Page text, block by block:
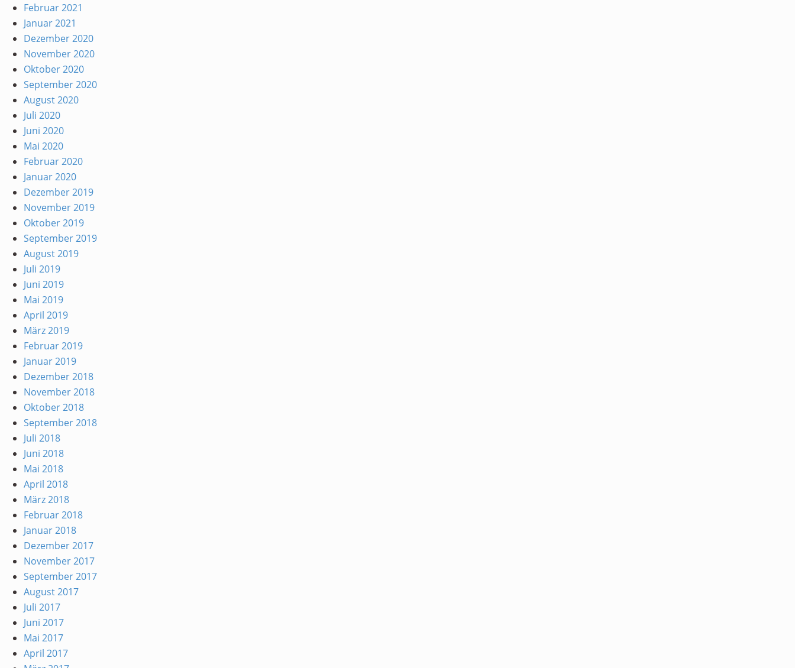
Februar 2021
Januar 2021
Dezember 2020
November 2020
Oktober 2020
September 2020
August 2020
Juli 2020
Juni 2020
Mai 2020
Februar 2020
Januar 2020
Dezember 2019
November 2019
Oktober 2019
September 2019
August 2019
Juli 2019
Juni 2019
Mai 2019
April 2019
März 2019
Februar 2019
Januar 2019
Dezember 2018
November 2018
Oktober 2018
September 2018
Juli 2018
Juni 2018
Mai 2018
April 2018
März 2018
Februar 2018
Januar 2018
Dezember 2017
November 2017
September 2017
August 2017
Juli 2017
Juni 2017
Mai 2017
April 2017